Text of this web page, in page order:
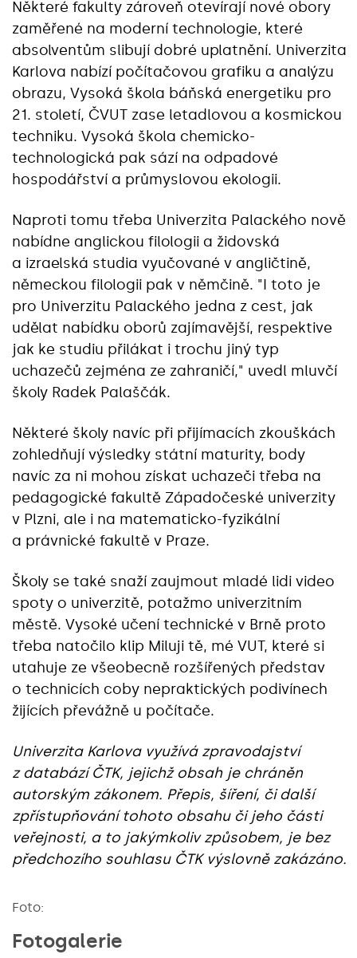
Některé fakulty zároveň otevírají nové obory
zaměřené na moderní technologie, které
absolventům slibují dobré uplatnění. Univerzita
Karlova nabízí počítačovou grafiku a analýzu
obrazu, Vysoká škola báňská energetiku pro
21. století, ČVUT zase letadlovou a kosmickou
techniku. Vysoká škola chemicko-
technologická pak sází na odpadové
hospodářství a průmyslovou ekologii.
Naproti tomu třeba Univerzita Palackého nově
nabídne anglickou filologii a židovská
a izraelská studia vyučované v angličtině,
německou filologii pak v němčině. "I toto je
pro Univerzitu Palackého jedna z cest, jak
udělat nabídku oborů zajímavější, respektive
jak ke studiu přilákat i trochu jiný typ
uchazečů zejména ze zahraničí," uvedl mluvčí
školy Radek Palaščák.
Některé školy navíc při přijímacích zkouškách
zohledňují výsledky státní maturity, body
navíc za ni mohou získat uchazeči třeba na
pedagogické fakultě Západočeské univerzity
v Plzni, ale i na matematicko-fyzikální
a právnické fakultě v Praze.
Školy se také snaží zaujmout mladé lidi video
spoty o univerzitě, potažmo univerzitním
městě. Vysoké učení technické v Brně proto
třeba natočilo klip Miluji tě, mé VUT, které si
utahuje ze všeobecně rozšířených představ
o technicích coby nepraktických podivínech
žijících převážně u počítače.
Univerzita Karlova využívá zpravodajství
z databází ČTK, jejichž obsah je chráněn
autorským zákonem. Přepis, šíření, či další
zpřístupňování tohoto obsahu či jeho části
veřejnosti, a to jakýmkoliv způsobem, je bez
předchozího souhlasu ČTK výslovně zakázáno.
Foto:
Fotogalerie